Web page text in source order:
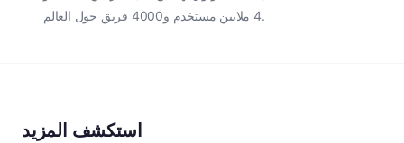
4 ملايين مستخدم و4000 فريق حول العالم.
استكشف المزيد